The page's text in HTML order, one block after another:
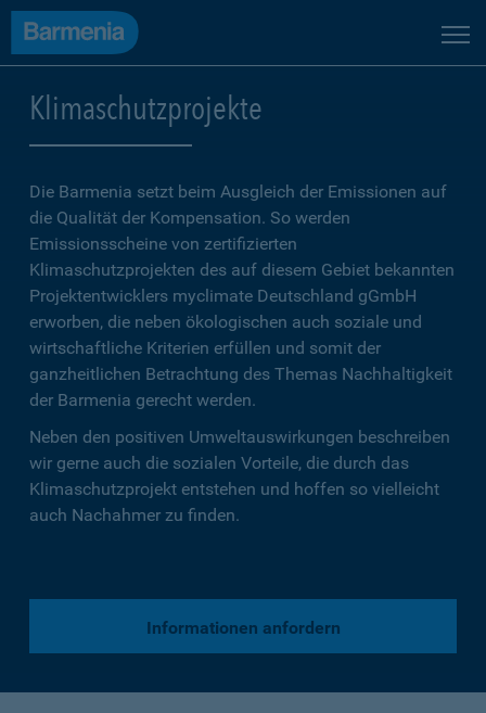
Klimaschutzprojekte
Die Barmenia setzt beim Ausgleich der Emissionen auf
die Qualität der Kompensation. So werden
Emissionsscheine von zertifizierten
Klimaschutzprojekten des auf diesem Gebiet bekannten
Projektentwicklers myclimate Deutschland gGmbH
erworben, die neben ökologischen auch soziale und
wirtschaftliche Kriterien erfüllen und somit der
ganzheitlichen Betrachtung des Themas Nachhaltigkeit
der Barmenia gerecht werden.
Neben den positiven Umweltauswirkungen beschreiben
wir gerne auch die sozialen Vorteile, die durch das
Klimaschutzprojekt entstehen und hoffen so vielleicht
auch Nachahmer zu finden.
Informationen anfordern